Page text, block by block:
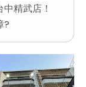
精武店！
?